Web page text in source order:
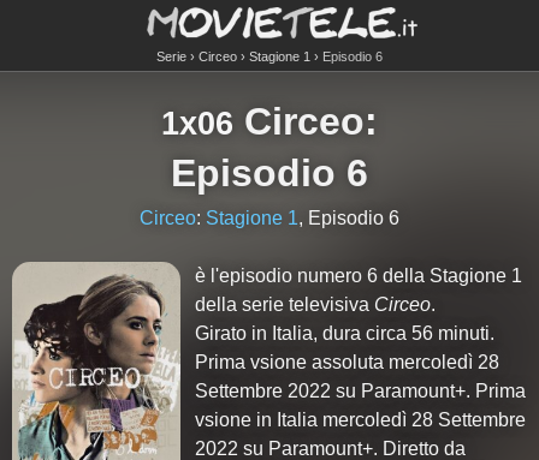
Serie Circeo Stagione 1 Episodio 6
1x06 Circeo:
Episodio 6
Circeo: Stagione 1, Episodio 6
è l'episodio numero6 della Stagione 1
della serie televisiva Circeo.
Girato in Italia, dura circa 56 minuti.
Prima vsione assoluta mercoledì 28
Settembre 2022 su Paramount+. Prima
vsione in Italia mercoledì 28 Settembre
2022 su Paramount+. Diretto da